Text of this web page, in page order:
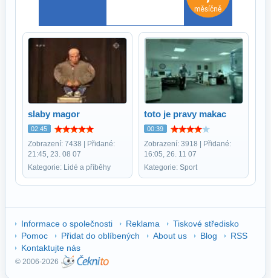
slaby magor
02:45
Zobrazení: 7438 | Přidané:
21:45, 23. 08 07
Kategorie: Lidé a příběhy
toto je pravy makac
00:39
Zobrazení: 3918 | Přidané:
16:05, 26. 11 07
Kategorie: Sport
Informace o společnosti Reklama
Tiskové středisko
Pomoc
Přidat do oblíbených About us Blog
RSS
Kontaktujte nás
© 2006-2026